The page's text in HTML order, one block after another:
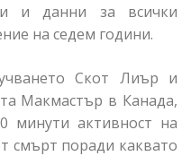
и данни за всички
на седем години.
Скот Лиър и
Макмастър в Канада,
минути активност на
смърт поради каквато